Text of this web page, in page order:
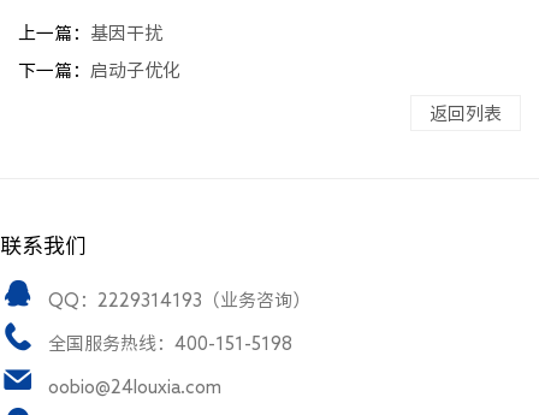
上一篇： 基因干扰
下一篇： 启动子优化
返回列表
联系我们
QQ：2229314193（业务咨询）
全国服务热线：400-151-5198
oobio@24louxia.com